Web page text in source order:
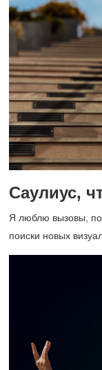
Саулиус,
Я люблю вызовы,
поиски новых